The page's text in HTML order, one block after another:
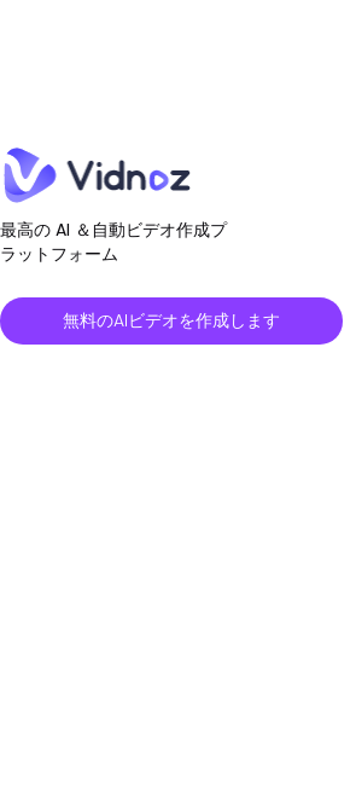
最高の AI ＆自動ビデオ作成プ
ラットフォーム
無料のAIビデオを作成します